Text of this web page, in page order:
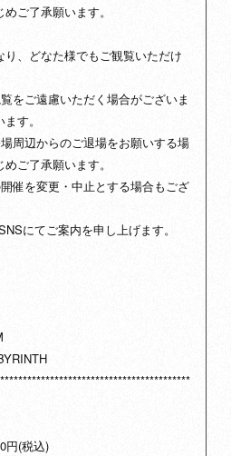
ご了承願います。
り、どなた様でもご観覧いただけ
をご遠慮いただく場合がございま
す。
周辺からのご退場をお願いする場
ご了承願います。
催を変更・中止とする場合もござ
にてご案内を申し上げます。
円(税込)